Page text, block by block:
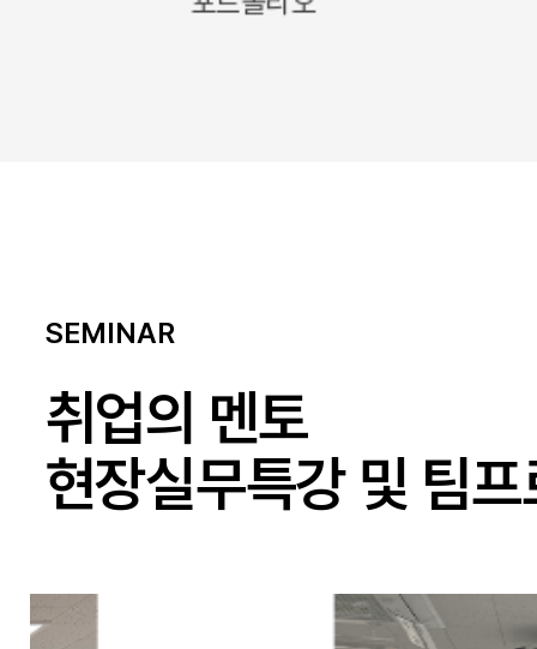
SEMINAR
취업의 멘토
현장실무특강 및 팀